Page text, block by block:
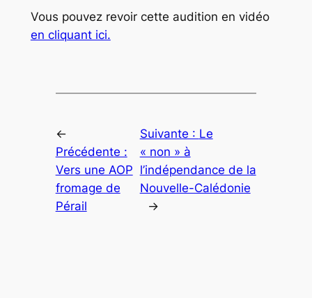
Vous pouvez revoir cette audition en vidéo
en cliquant ici.
←
Précédente :
Vers une AOP
fromage de
Pérail
Suivante : Le
« non » à
l’indépendance de la
Nouvelle-Calédonie
→